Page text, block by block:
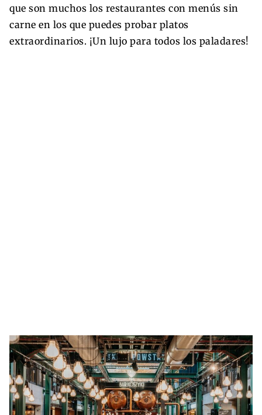
que son muchos los restaurantes con menús sin
carne en los que puedes probar platos
extraordinarios. ¡Un lujo para todos los paladares!